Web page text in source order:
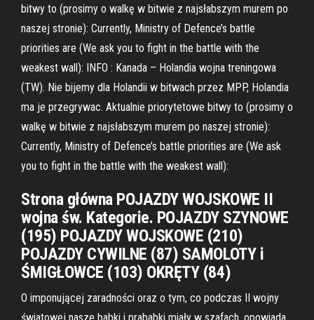
bitwy to (prosimy o walkę w bitwie z najsłabszym murem po
naszej stronie): Currently, Ministry of Defence’s battle
priorities are (We ask you to fight in the battle with the
weakest wall): INFO : Kanada – Holandia wojna treningowa
(TW). Nie bijemy dla Holandii w bitwach przez MPP, Holandia
ma je przegrywac. Aktualnie priorytetowe bitwy to (prosimy o
walkę w bitwie z najsłabszym murem po naszej stronie):
Currently, Ministry of Defence’s battle priorities are (We ask
you to fight in the battle with the weakest wall):
Strona główna POJAZDY WOJSKOWE II
wojna św. Kategorie. POJAZDY SZYNOWE
(195) POJAZDY WOJSKOWE (210)
POJAZDY CYWILNE (87) SAMOLOTY i
ŚMIGŁOWCE (103) OKRĘTY (84)
O imponującej zaradności oraz o tym, co podczas II wojny